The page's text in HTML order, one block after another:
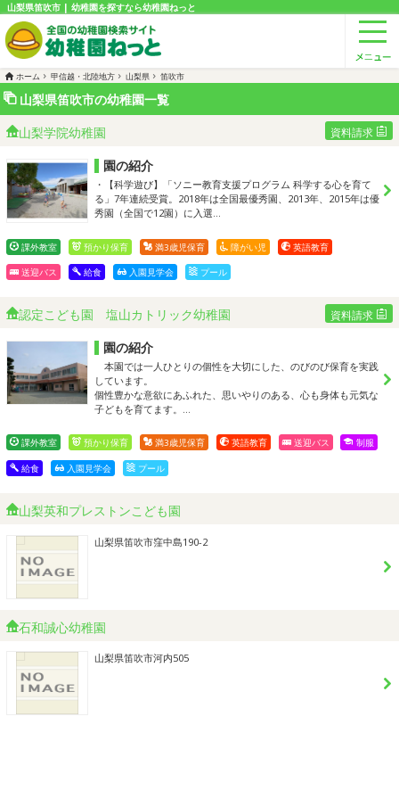
山梨県笛吹市 | 幼稚園を探すなら幼稚園ねっと
ホーム 甲信越・北陸地方 山梨県 笛吹市
山梨県笛吹市の幼稚園一覧
山梨学院幼稚園 資料請求
園の紹介
・【科学遊び】「ソニー教育支援プログラム 科学する心を育て
る」7年連続受賞。2018年は全国最優秀園、2013年、2015年は優
秀園（全国で12園）に入選…
課外教室 預かり保育 満3歳児保育 障がい児 英語教育
送迎バス 給食 入園見学会 プール
認定こども園 塩山カトリック幼稚園 資料請求
園の紹介
本園では一人ひとりの個性を大切にした、のびのび保育を実践
しています。
個性豊かな意欲にあふれた、思いやりのある、心も身体も元気な
子どもを育てます。…
課外教室 預かり保育 満3歳児保育 英語教育 送迎バス 制服
給食 入園見学会 プール
山梨英和プレストンこども園
山梨県笛吹市窪中島190-2
石和誠心幼稚園
山梨県笛吹市河内505